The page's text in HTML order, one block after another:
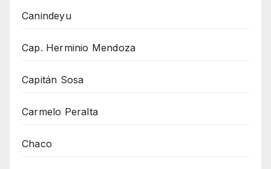
Canindeyu
Cap. Herminio Mendoza
Capitán Sosa
Carmelo Peralta
Chaco